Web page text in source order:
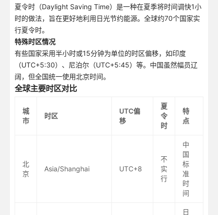
夏令时（Daylight Saving Time）是一种在夏季将时间调快1小
时的做法，旨在更好地利用日光节约能源。全球约70个国家实
行夏令时。
特殊时区情况
有些国家采用半小时或15分钟为单位的时区偏移，如印度
（UTC+5:30）、尼泊尔（UTC+5:45）等。中国虽然幅员辽
阔，但全国统一使用北京时间。
全球主要时区对比
城
市
时区
UTC偏
移
夏
令
时
特
点
北
京
Asia/Shanghai UTC+8
不
实
行
中
国
标
准
时
间
日